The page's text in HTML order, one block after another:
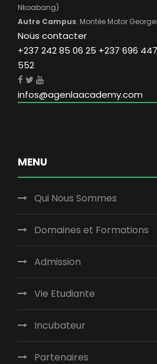
Nkoabang)
Autre Campus: Montée Motor
Nous contacter
+237 242 85 06 25 +237 696
552
infos@agenlaacademy.com
MENU
Qui Nous Sommes
Domaines et Formations
Admission
Vie Etudiante
Incubateur
Partenaires